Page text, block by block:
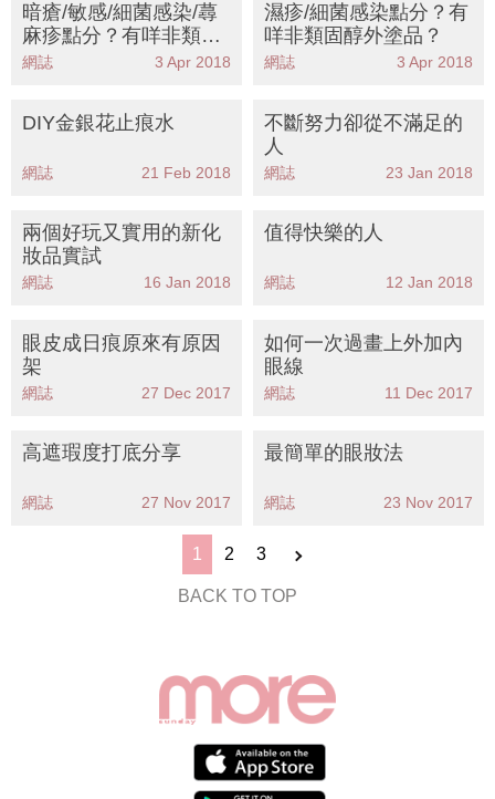
暗瘡/敏感/細菌感染/蕁
麻疹點分？有咩非類固
醇外塗品？ 1—暗瘡同
網誌 3 Apr 2018
濕疹/細菌感染點分？有
咩非類固醇外塗品？
網誌 3 Apr 2018
DIY金銀花止痕水
網誌 21 Feb 2018
不斷努力卻從不滿足的
人
網誌 23 Jan 2018
兩個好玩又實用的新化
妝品實試
網誌 16 Jan 2018
值得快樂的人
網誌 12 Jan 2018
眼皮成日痕原來有原因
架
網誌 27 Dec 2017
如何一次過畫上外加內
眼線
網誌 11 Dec 2017
高遮瑕度打底分享
網誌 27 Nov 2017
最簡單的眼妝法
網誌 23 Nov 2017
1 2 3
BACK TO TOP